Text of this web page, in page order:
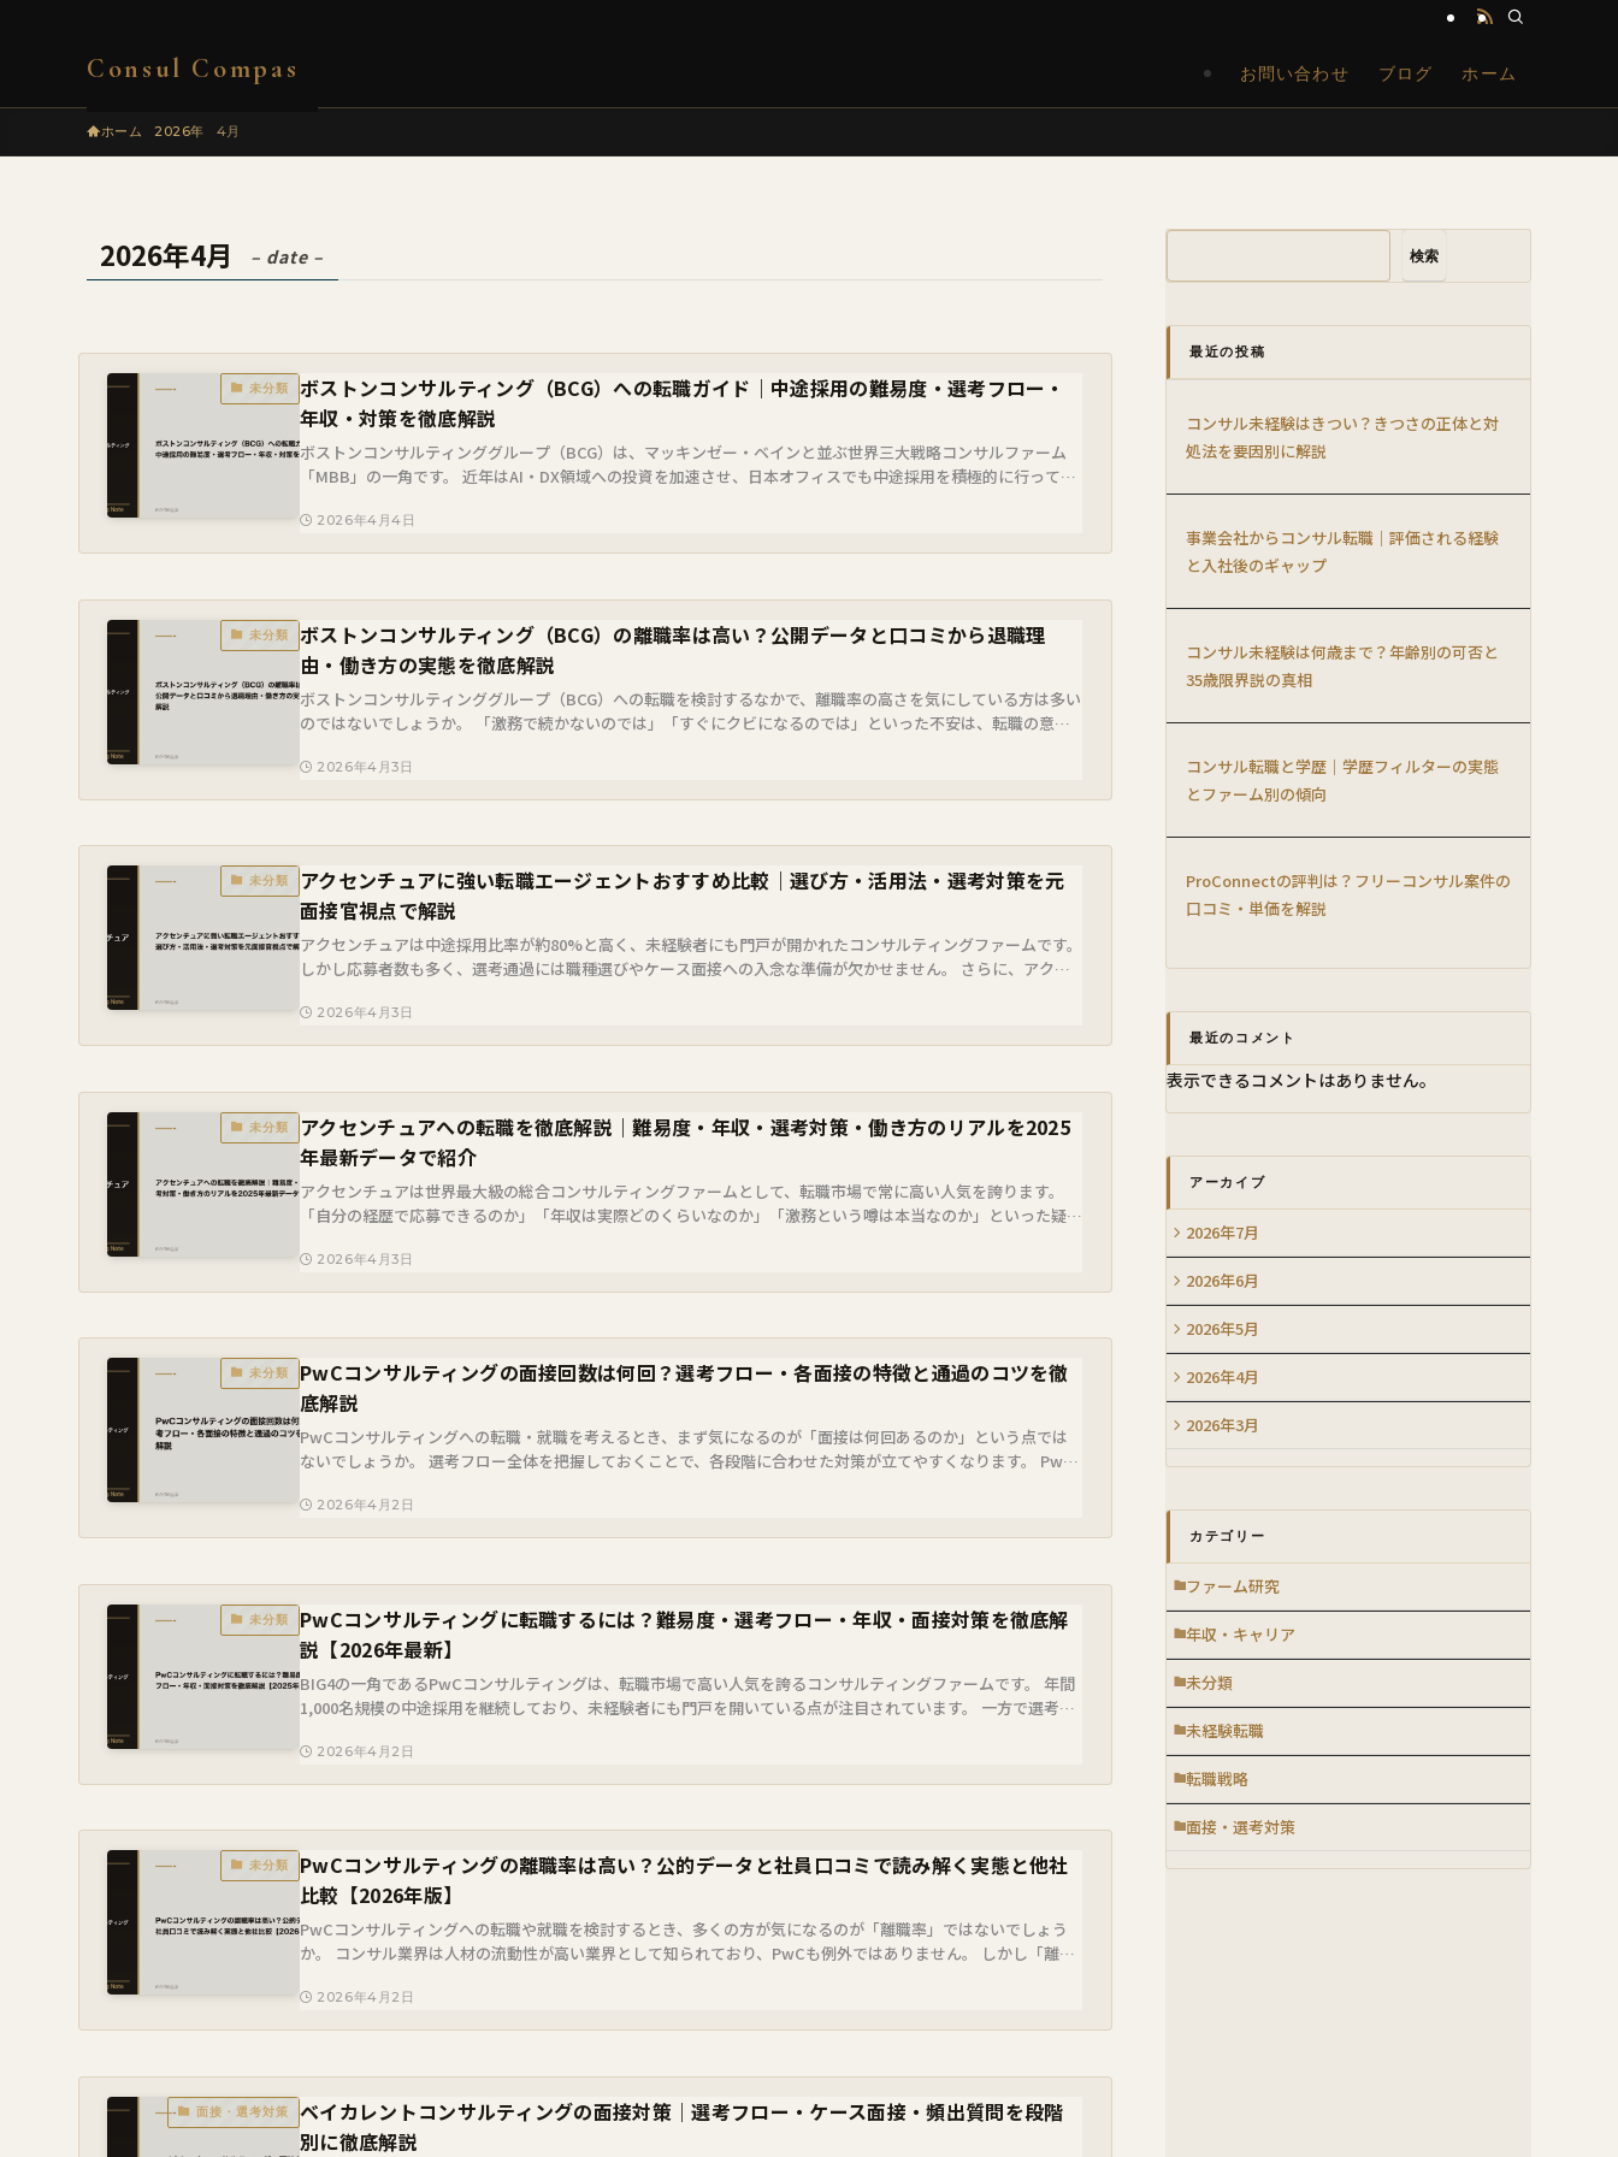
Consul Compas お問い合わせ ブログ ホーム
ホーム 2026年 4月
2026年4月 – date –
未分類
ボストンコンサルティング（BCG）への転職ガイド｜中途採用の難易度・選考フロー・
年収・対策を徹底解説
ボストンコンサルティンググループ（BCG）は、マッキンゼー・ベインと並ぶ世界三大戦略コンサルファーム
「MBB」の一角です。 近年はAI・DX領域への投資を加速させ、日本オフィスでも中途採用を積極的に行ってい
2026年4月4日
未分類
ボストンコンサルティング（BCG）の離職率は高い？公開データと口コミから退職理
由・働き方の実態を徹底解説
ボストンコンサルティンググループ（BCG）への転職を検討するなかで、離職率の高さを気にしている方は多い
のではないでしょうか。 「激務で続かないのでは」「すぐにクビになるのでは」といった不安は、転職の意思
2026年4月3日
未分類
アクセンチュアに強い転職エージェントおすすめ比較｜選び方・活用法・選考対策を元
面接官視点で解説
アクセンチュアは中途採用比率が約80%と高く、未経験者にも門戸が開かれたコンサルティングファームです。
しかし応募者数も多く、選考通過には職種選びやケース面接への入念な準備が欠かせません。 さらに、アクセ
2026年4月3日
未分類
アクセンチュアへの転職を徹底解説｜難易度・年収・選考対策・働き方のリアルを2025
年最新データで紹介
アクセンチュアは世界最大級の総合コンサルティングファームとして、転職市場で常に高い人気を誇ります。
「自分の経歴で応募できるのか」「年収は実際どのくらいなのか」「激務という噂は本当なのか」といった疑問
2026年4月3日
未分類
PwCコンサルティングの面接回数は何回？選考フロー・各面接の特徴と通過のコツを徹
底解説
PwCコンサルティングへの転職・就職を考えるとき、まず気になるのが「面接は何回あるのか」という点では
ないでしょうか。 選考フロー全体を把握しておくことで、各段階に合わせた対策が立てやすくなります。 PwC
2026年4月2日
未分類
PwCコンサルティングに転職するには？難易度・選考フロー・年収・面接対策を徹底解
説【2026年最新】
BIG4の一角であるPwCコンサルティングは、転職市場で高い人気を誇るコンサルティングファームです。 年間
1,000名規模の中途採用を継続しており、未経験者にも門戸を開いている点が注目されています。 一方で選考倍
2026年4月2日
未分類
PwCコンサルティングの離職率は高い？公的データと社員口コミで読み解く実態と他社
比較【2026年版】
PwCコンサルティングへの転職や就職を検討するとき、多くの方が気になるのが「離職率」ではないでしょう
か。 コンサル業界は人材の流動性が高い業界として知られており、PwCも例外ではありません。 しかし「離職
2026年4月2日
面接・選考対策
ベイカレントコンサルティングの面接対策｜選考フロー・ケース面接・頻出質問を段階
別に徹底解説
検索
最近の投稿
コンサル未経験はきつい？きつさの正体と対
処法を要因別に解説
事業会社からコンサル転職｜評価される経験
と入社後のギャップ
コンサル未経験は何歳まで？年齢別の可否と
35歳限界説の真相
コンサル転職と学歴｜学歴フィルターの実態
とファーム別の傾向
ProConnectの評判は？フリーコンサル案件の
口コミ・単価を解説
最近のコメント
表示できるコメントはありません。
アーカイブ
2026年7月
2026年6月
2026年5月
2026年4月
2026年3月
カテゴリー
ファーム研究
年収・キャリア
未分類
未経験転職
転職戦略
面接・選考対策